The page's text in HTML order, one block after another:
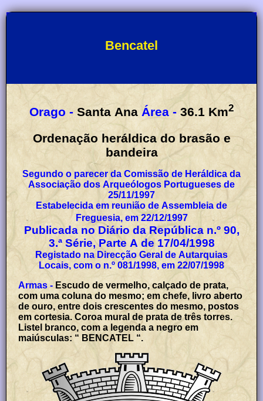
Bencatel
Orago - Santa Ana Área - 36.1 Km2
Ordenação heráldica do brasão e
bandeira
Segundo o parecer da Comissão de Heráldica da
Associação dos Arqueólogos Portugueses de
25/11/1997
Estabelecida em reunião de Assembleia de
Freguesia, em 22/12/1997
Publicada no Diário da República n.º 90,
3.ª Série, Parte A de 17/04/1998
Registado na Direcção Geral de Autarquias
Locais, com o n.º 081/1998, em 22/07/1998
Armas - Escudo de vermelho, calçado de prata,
com uma coluna do mesmo; em chefe, livro aberto
de ouro, entre dois crescentes do mesmo, postos
em cortesia. Coroa mural de prata de três torres.
Listel branco, com a legenda a negro em
maiúsculas: “ BENCATEL “.